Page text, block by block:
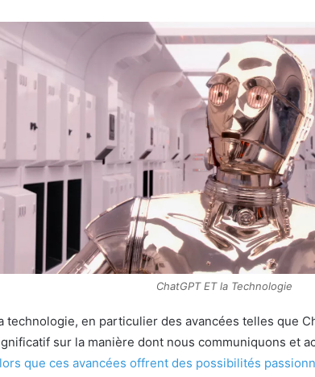
ChatGPT ET la Technologie
technologie, en particulier des avancées telles que
sur la manière dont nous communiquons et
que ces avancées offrent des possibilités